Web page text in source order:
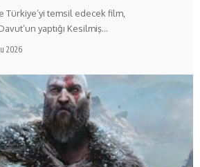
temsil edecek film,
yaptığı Kesilmiş…
2026